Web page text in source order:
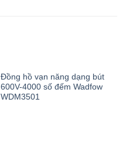
Đồng hồ vạn năng dạng bút
600V-4000 số đếm Wadfow
WDM3501